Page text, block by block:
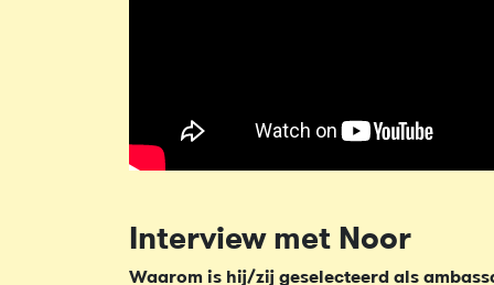
Interview met Noor
Waarom is hij/zij geselecteerd als